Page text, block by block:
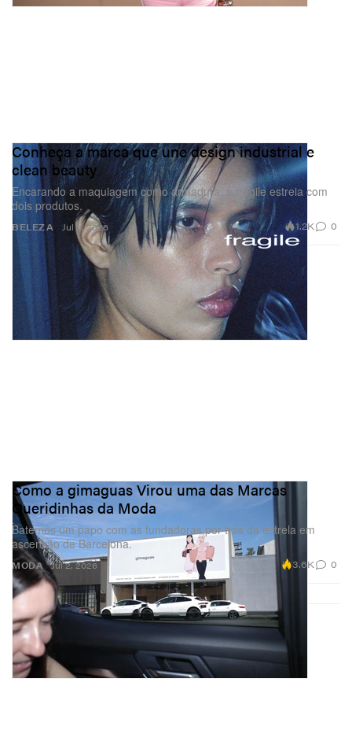
BELEZA
Conheça a marca que une design industrial e
clean beauty
Encarando a maquiagem como armadura, a fragile estreia com
dois produtos.
Jul 2, 2026 1.2K 0
MODA
Como a gimaguas Virou uma das Marcas
Queridinhas da Moda
Batemos um papo com as fundadoras por trás da estrela em
ascensão de Barcelona.
Jul 2, 2026 3.6K 0